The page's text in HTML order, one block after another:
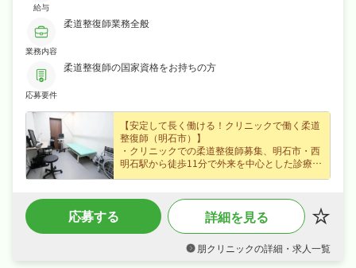
給与
業務内容
柔道整復師業務全般
応募要件
柔道整復師の国家資格をお持ちの方
【安定して長く働ける！クリニックで働く柔道
整復師（明石市）】
・クリニックでの柔道整復師募集、明石市・西
明石駅から徒歩11分で外来を中心とした診療サ
・昇給ありなど好待遇で、時給1,500円のパー
ト・アルバイト求人、効率よく収入を得られま
れる環境です☆
応募する 詳細を見る
朋クリニックの詳細・求人一覧